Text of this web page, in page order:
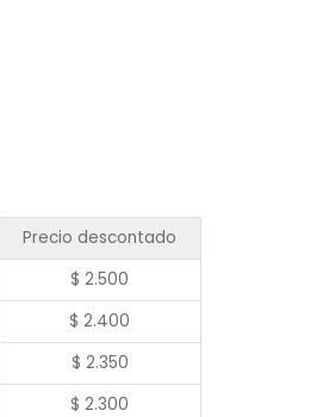
Precio descontado
$ 2.500
$ 2.400
$ 2.350
$ 2.300